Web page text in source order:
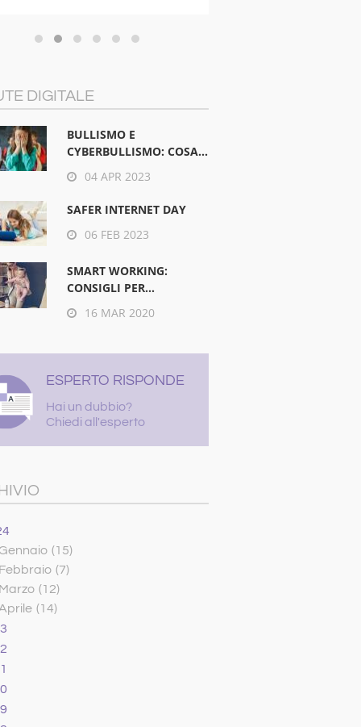
DIGITALE
BULLISMO E
CYBERBULLISMO: COSA...
04 APR 2023
SAFER INTERNET DAY
06 FEB 2023
SMART WORKING:
CONSIGLI PER...
16 MAR 2020
ESPERTO RISPONDE
Hai un dubbio?
Chiedi all'esperto
(15)
Febbraio (7)
Marzo (12)
(14)